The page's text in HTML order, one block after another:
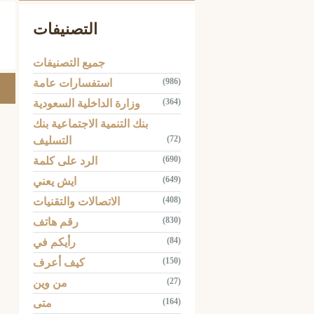
التصنيفات
جميع التصنيفات
استفسارات عامة
(986)
وزارة الداخلية السعودية (364)
بنك التنمية الاجتماعية بنك
التسليف
(72)
الرد على كلمة (690)
ايش يعني (649)
الاتصالات والتقنيات (408)
رقم هاتف (830)
رأيكم في (84)
كيف أعرف (150)
من وين (27)
متى (164)